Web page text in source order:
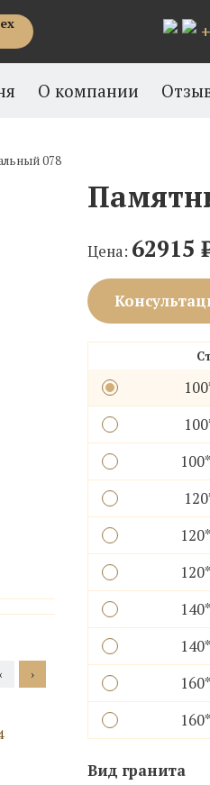
О компании
078
05
‹ ›
Цена: 62915
Вид гранита